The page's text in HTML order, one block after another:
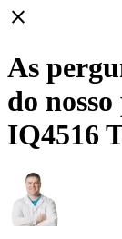
close
As
do
IQ4516